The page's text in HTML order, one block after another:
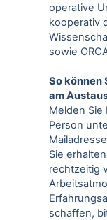
operative
kooperativ
sowie
So können
am
Melden Sie
Person
Sie
rechtzeitig
schaffen,